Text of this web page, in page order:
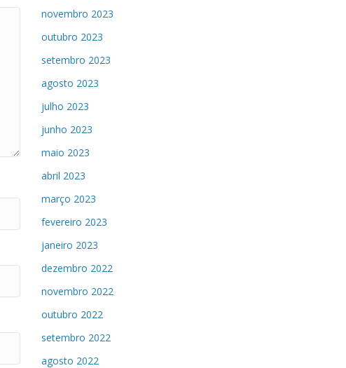
novembro 2023
outubro 2023
setembro 2023
agosto 2023
julho 2023
junho 2023
maio 2023
abril 2023
março 2023
fevereiro 2023
janeiro 2023
dezembro 2022
novembro 2022
outubro 2022
setembro 2022
agosto 2022